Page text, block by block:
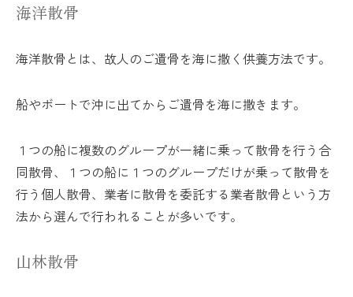
海洋散骨
海洋散骨とは、故人のご遺骨を海に撒く供養方法です。
船やボートで沖に出てからご遺骨を海に撒きます。
１つの船に複数のグループが一緒に乗って散骨を行う合
同散骨、１つの船に１つのグループだけが乗って散骨を
行う個人散骨、業者に散骨を委託する業者散骨という方
法から選んで行われることが多いです。
山林散骨